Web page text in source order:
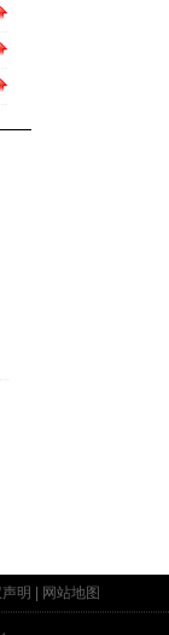
明 网站地图